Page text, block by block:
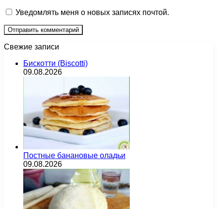
Уведомлять меня о новых записях почтой.
Свежие записи
Бискотти (Biscotti)
09.08.2026
Постные банановые оладьи
09.08.2026